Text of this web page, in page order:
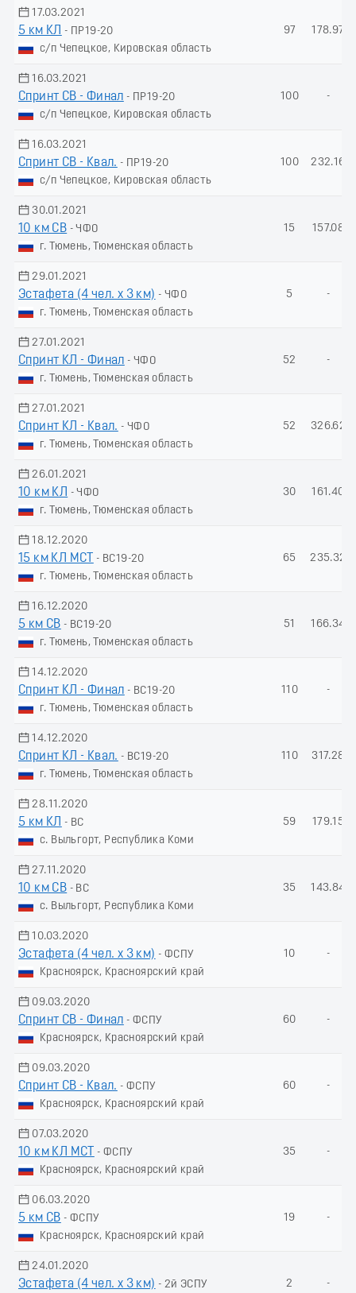
17.03.2021
5 км КЛ
- ПР19-20
с/п Чепецкое, Кировская область
97 178.97
16.03.2021
Спринт СВ - Финал - ПР19-20
с/п Чепецкое, Кировская область
100 -
16.03.2021
Спринт СВ - Квал. - ПР19-20
с/п Чепецкое, Кировская область
100 232.16
30.01.2021
10 км СВ - ЧФО
г. Тюмень, Тюменская область
15 157.08
29.01.2021
Эстафета (4 чел. х 3 км) - ЧФО
г. Тюмень, Тюменская область
5 -
27.01.2021
Спринт КЛ - Финал - ЧФО
г. Тюмень, Тюменская область
52 -
27.01.2021
Спринт КЛ - Квал. - ЧФО
г. Тюмень, Тюменская область
52 326.62
26.01.2021
10 км КЛ
- ЧФО
г. Тюмень, Тюменская область
30 161.40
18.12.2020
15 км КЛ МСТ
- ВС19-20
г. Тюмень, Тюменская область
65 235.32
16.12.2020
5 км СВ - ВС19-20
г. Тюмень, Тюменская область
51 166.34
14.12.2020
Спринт КЛ - Финал - ВС19-20
г. Тюмень, Тюменская область
110 -
14.12.2020
Спринт КЛ - Квал. - ВС19-20
г. Тюмень, Тюменская область
110 317.28
28.11.2020
5 км КЛ
- ВС
с. Выльгорт, Республика Коми
59 179.15
27.11.2020
10 км СВ - ВС
с. Выльгорт, Республика Коми
35 143.84
10.03.2020
Эстафета (4 чел. х 3 км) - ФСПУ
Красноярск, Красноярский край
10 -
09.03.2020
Спринт СВ - Финал - ФСПУ
Красноярск, Красноярский край
60 -
09.03.2020
Спринт СВ - Квал. - ФСПУ
Красноярск, Красноярский край
60 -
07.03.2020
10 км КЛ МСТ
- ФСПУ
Красноярск, Красноярский край
35 -
06.03.2020
5 км СВ - ФСПУ
Красноярск, Красноярский край
19 -
24.01.2020
Эстафета (4 чел. х 3 км) - 2й ЭСПУ
2 -